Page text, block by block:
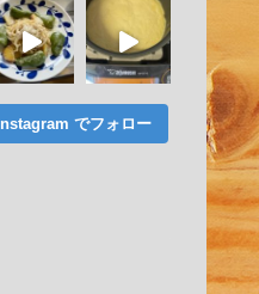
Instagram でフォロー